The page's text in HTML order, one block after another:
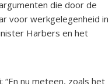
die door de
voor werkgelegenheid in
Harbers en het
nu meteen, zoals het